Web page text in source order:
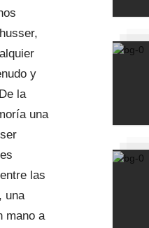
y
la
una
las
una
mano a